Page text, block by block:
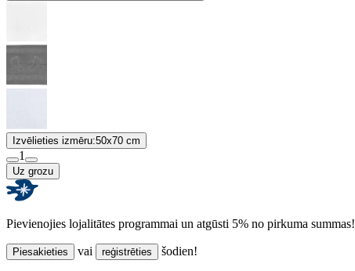
Izvēlieties izmēru:50x70 cm
1
Uz grozu
Pievienojies lojalitātes programmai un atgūsti 5% no pirkuma summas!
Piesakieties vai reģistrēties šodien!